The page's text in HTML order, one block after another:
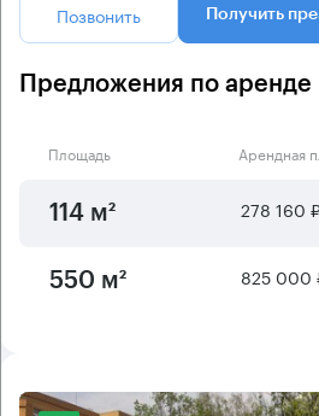
Позвонить Получить
Предложения по аренде
Площадь Арендная
114 м² 278 160 ₽
550 м² 825 000